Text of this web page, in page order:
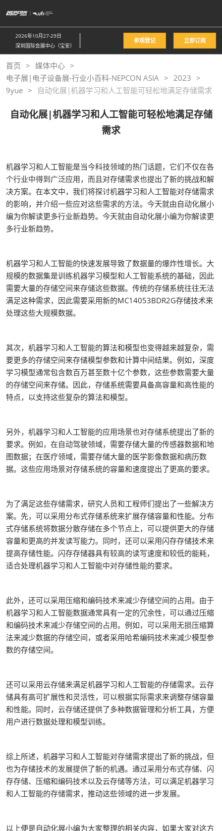
接
跳
至
内
容
2026年10月27-29日
深圳国际会展中心（宝安）
参观登记 立即订阅
首页
媒体中心
电子展|电子设备展-行业小百科-NEPCON ASIA
2023
9yue
自动化展|机器学习和人工智能可轻松地满足存储需求
自动化展|机器学习和人工智能可轻松地满足存储
需求
机器学习和人工智能是当今科技领域的热门话题，它们不仅在各
个行业中得到广泛应用，而且对存储需求也提出了新的挑战和解
决方案。在本文中，我们将探讨机器学习和人工智能对存储需求
的影响，并介绍一些应对这些需求的方法。今天就由自动化展小
编为你解读更多行业新趋势。今天就由自动化展小编为你解读更
多行业新趋势。
机器学习和人工智能的快速发展导致了数据量的爆炸性增长。大
规模的数据集是训练机器学习模型和人工智能系统的基础，因此
需要大量的存储空间来存储这些数据。传统的存储系统往往无法
满足这种需求，因此需要采用新的MC14053BDR2G存储技术来
处理这些大规模数据。
其次，机器学习和人工智能的算法和模型也变得越来越复杂，需
要更多的存储空间来存储模型参数和计算中间结果。例如，深度
学习模型通常包含数百万甚至数十亿个参数，这些参数需要大量
的存储空间来存储。因此，存储系统需要具备高容量和高性能的
特点，以支持这些复杂的算法和模型。
另外，机器学习和人工智能的应用场景也对存储系统提出了新的
要求。例如，在自动驾驶领域，需要存储大量的传感器数据和地
图数据；在医疗领域，需要存储大量的医学影像数据和病历数
据。这些应用场景对存储系统的容量和速度提出了更高的要求。
为了满足这些存储需求，研究人员和工程师们提出了一些解决方
案。先，可以采用分布式存储系统来扩展存储容量和性能。分布
式存储系统将数据分散存储在多个节点上，可以提供更大的存储
容量和更高的并发读写能力。同时，还可以采用闪存存储技术来
提高存储性能。闪存存储器具有较高的读写速度和较低的能耗，
适合处理机器学习和人工智能中对存储性能的要求。
此外，还可以采用压缩和编码技术来减少存储空间的占用。由于
机器学习和人工智能数据通常具有一定的冗余性，可以通过压缩
和编码技术来减少存储空间的占用。例如，可以采用无损压缩算
法来减少数据的存储空间，或者采用哈希编码技术来减少模型参
数的存储空间。
还可以采用云存储来满足机器学习和人工智能的存储需求。云存
储具有高可扩展性和灵活性，可以根据实际需求来调整存储容量
和性能。同时，云存储还提供了多种数据管理和分析工具，方便
用户进行数据处理和模型训练。
综上所述，机器学习和人工智能对存储需求提出了新的挑战，但
也为存储技术的发展提供了新的机遇。通过采用分布式存储、闪
存存储、压缩和编码技术以及云存储等方法，可以满足机器学习
和人工智能的存储需求，推动这些领域的进一步发展。
以上便是自动化展小编为大家整理的相关内容，如果大家对这方